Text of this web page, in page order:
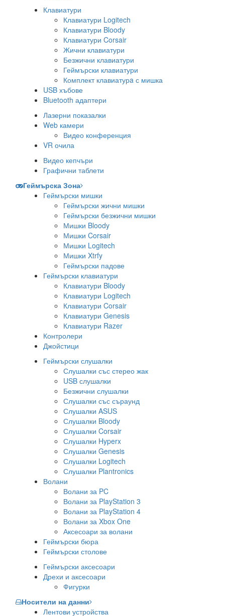
Клавиатури
Клавиатури Logitech
Клавиатури Bloody
Клавиатури Corsair
Жични клавиатури
Безжични клавиатури
Геймърски клавиатури
Комплект клавиатурa с мишка
USB хъбове
Bluetooth адаптери
Лазерни показалки
Web камери
Видео конференция
VR очила
Видео кепчъри
Графични таблети
Геймърска Зона
Геймърски мишки
Геймърски жични мишки
Геймърски безжични мишки
Мишки Bloody
Мишки Corsair
Мишки Logitech
Мишки Xtrfy
Геймърски падове
Геймърски клавиатури
Клавиатури Bloody
Клавиатури Logitech
Клавиатури Corsair
Клавиатури Genesis
Клавиатури Razer
Контролери
Джойстици
Геймърски слушалки
Слушалки със стерео жак
USB слушалки
Безжични слушалки
Слушалки със съраунд
Слушалки ASUS
Слушалки Bloody
Слушалки Corsair
Слушалки Hyperx
Слушалки Genesis
Слушалки Logitech
Слушалки Plantronics
Волани
Волани за PC
Волани за PlayStation 3
Волани за PlayStation 4
Волани за Xbox One
Аксесоари за волани
Геймърски бюра
Геймърски столове
Геймърски аксесоари
Дрехи и аксесоари
Фигурки
Носители на данни
Лентови устройства